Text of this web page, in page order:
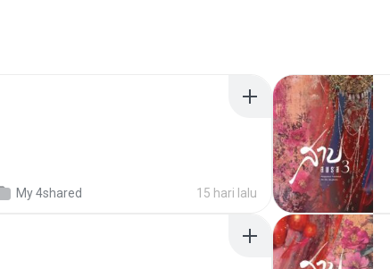
My 4shared 15 hari lalu